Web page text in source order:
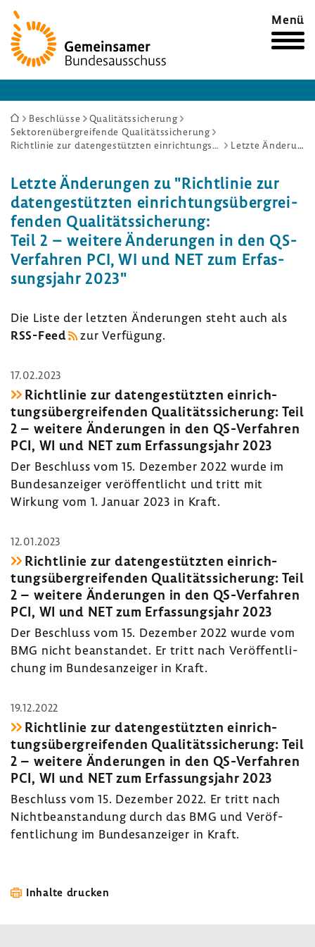
Zur
Startseite
Menü
Sie
sind
Beschlüsse
Qualitätssicherung
Sektorenübergreifende Qualitätssicherung
Richtlinie zur datengestützten einrichtungsübergreifenden Qualitätssicherung: Teil 2 – weitere Änderungen in den QS-Verfahren PCI, WI und NET zum Erfassungsjahr 2023
Letzte Änderungen
Letzte Ände­rungen zu "Richt­linie zur
daten­ge­stützten einrich­tungs­über­grei­
fenden Quali­täts­si­che­rung:
Teil 2 – weitere Ände­rungen in den QS-​
Verfahren PCI, WI und NET zum Erfas­
sungs­jahr 2023"
Die Liste der letzten Ände­rungen steht auch als
RSS-​Feed
zur Verfü­gung.
17.02.2023
Richt­linie zur daten­ge­stützten einrich­
tungs­über­grei­fenden Quali­täts­si­che­rung: Teil
2 – weitere Ände­rungen in den QS-​Verfahren
PCI, WI und NET zum Erfas­sungs­jahr 2023
Der Beschluss vom 15. Dezember 2022 wurde im
Bundes­an­zeiger veröf­fent­licht und tritt mit
Wirkung vom 1. Januar 2023 in Kraft.
12.01.2023
Richt­linie zur daten­ge­stützten einrich­
tungs­über­grei­fenden Quali­täts­si­che­rung: Teil
2 – weitere Ände­rungen in den QS-​Verfahren
PCI, WI und NET zum Erfas­sungs­jahr 2023
Der Beschluss vom 15. Dezember 2022 wurde vom
BMG nicht bean­standet. Er tritt nach Veröf­fent­li­
chung im Bundes­an­zeiger in Kraft.
19.12.2022
Richt­linie zur daten­ge­stützten einrich­
tungs­über­grei­fenden Quali­täts­si­che­rung: Teil
2 – weitere Ände­rungen in den QS-​Verfahren
PCI, WI und NET zum Erfas­sungs­jahr 2023
Beschluss vom 15. Dezember 2022. Er tritt nach
Nicht­be­an­stan­dung durch das BMG und Veröf­
fent­li­chung im Bundes­an­zeiger in Kraft.
Inhalte drucken